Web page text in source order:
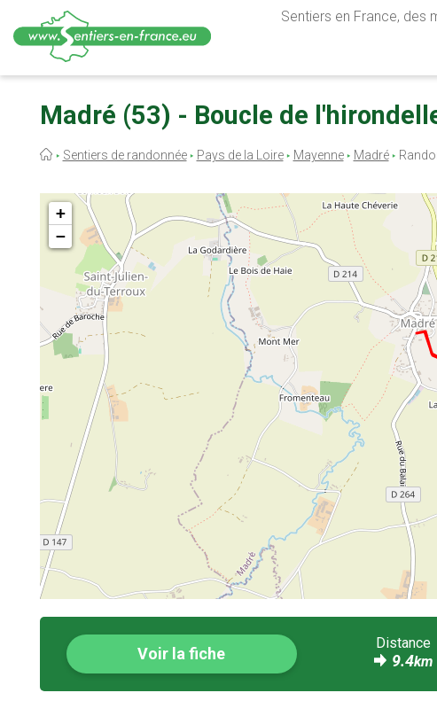
contenu
Sentiers en France, des
Madré (53) - Boucle de
Fil
Sentiers de randonnée Pays de la Loire Mayenne Madré
+
−
Voir la fiche
Distance
9.4km